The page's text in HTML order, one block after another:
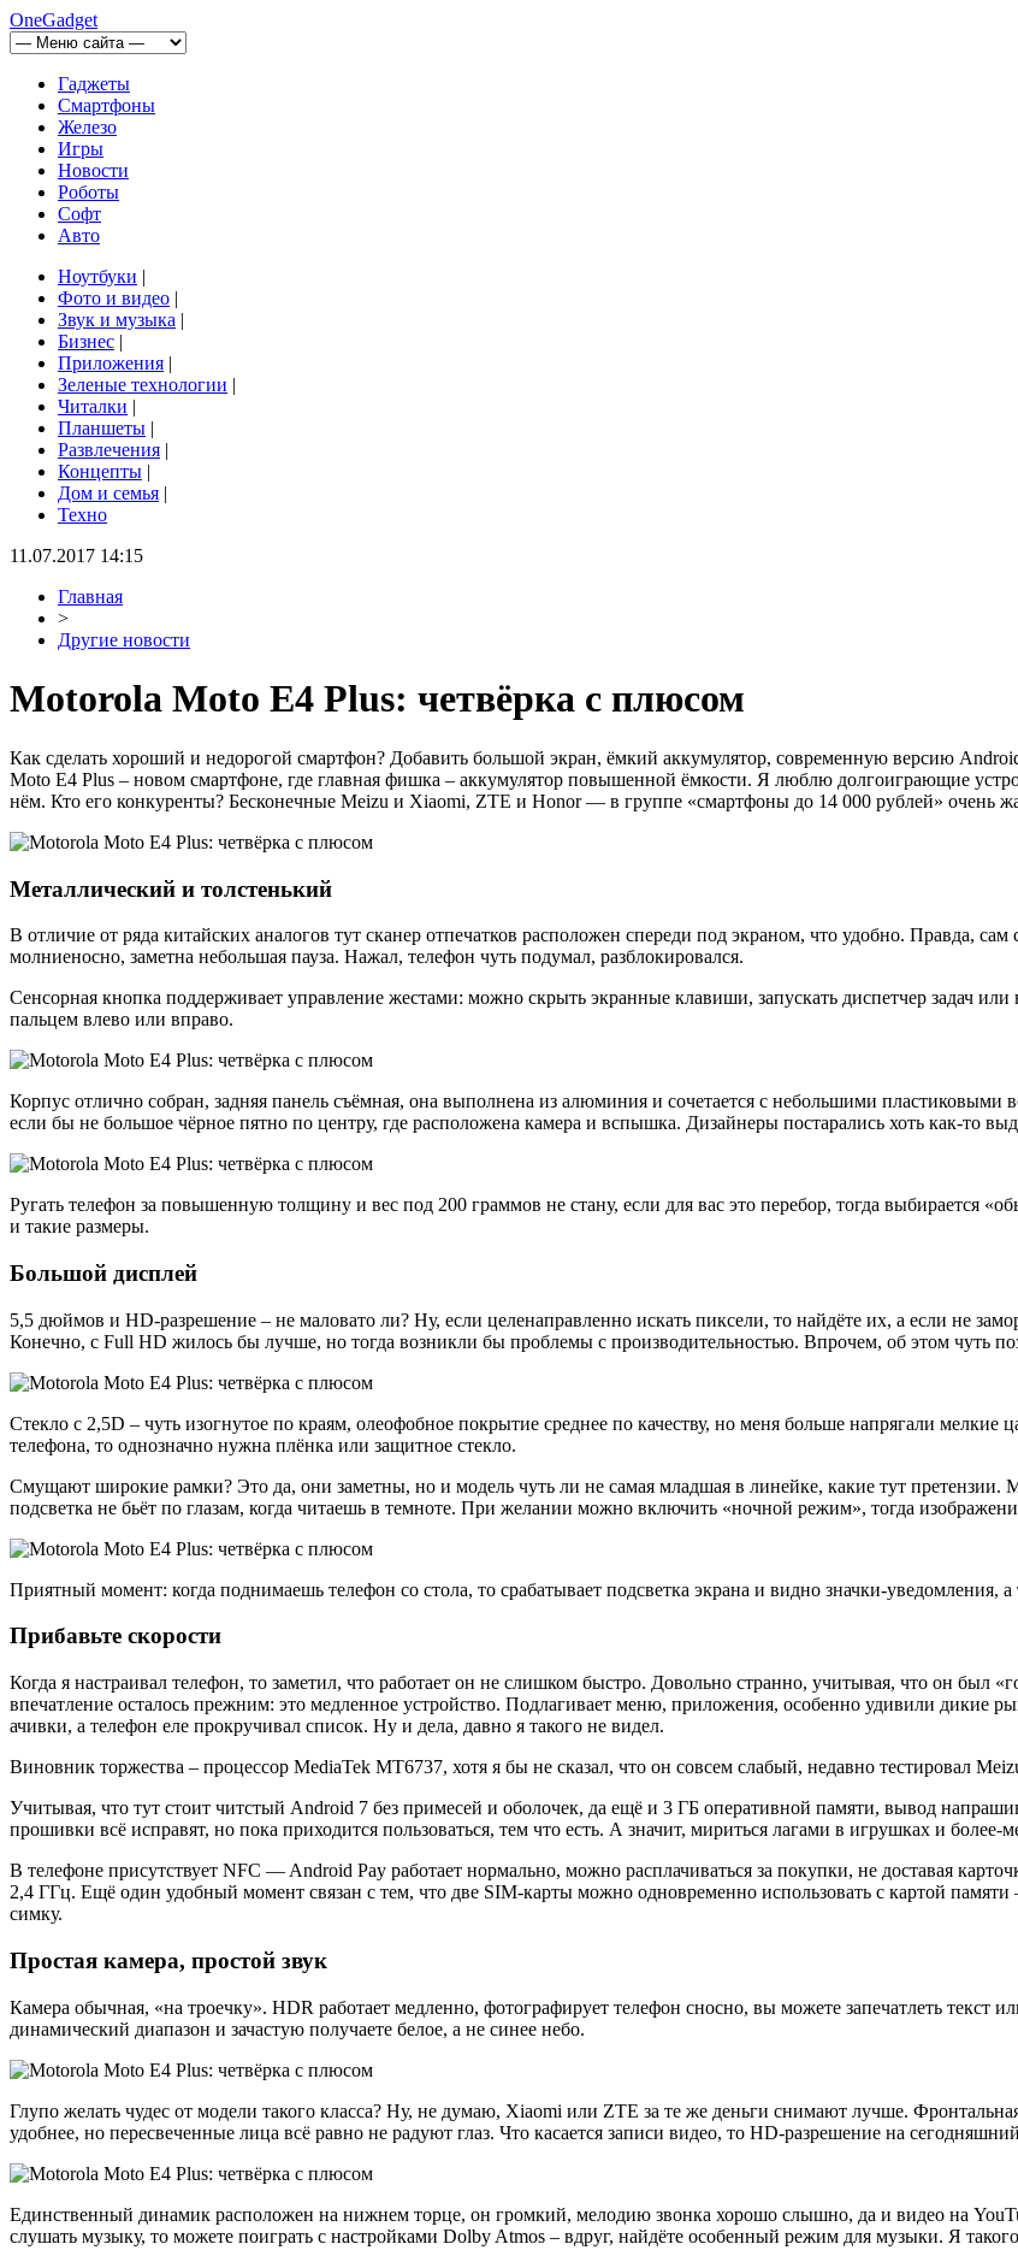
OneGadget
Гаджеты
Смартфоны
Железо
Игры
Новости
Роботы
Софт
Авто
Ноутбуки |
Фото и видео |
Звук и музыка |
Бизнес |
Приложения |
Зеленые технологии |
Читалки |
Планшеты |
Развлечения |
Концепты |
Дом и семья |
Техно
11.07.2017 14:15
Главная
>
Другие новости
Motorola Moto E4 Plus: четвёрка с плюсом
Как сделать хороший и недорогой смартфон? Добавить большой экран, ёмкий аккумулятор, современную версию
Moto E4 Plus – новом смартфоне, где главная фишка – аккумулятор повышенной ёмкости. Я люблю долгоиграющие
нём. Кто его конкуренты? Бесконечные Meizu и Xiaomi, ZTE и Honor — в группе «смартфоны до 14 000 рублей» очень
Металлический и толстенький
В отличие от ряда китайских аналогов тут сканер отпечатков расположен спереди под экраном, что удобно. Правда,
молниеносно, заметна небольшая пауза. Нажал, телефон чуть подумал, разблокировался.
Сенсорная кнопка поддерживает управление жестами: можно скрыть экранные клавиши, запускать диспетчер задач
пальцем влево или вправо.
Корпус отлично собран, задняя панель съёмная, она выполнена из алюминия и сочетается с небольшими пластиковыми
если бы не большое чёрное пятно по центру, где расположена камера и вспышка. Дизайнеры постарались хоть как-то
Ругать телефон за повышенную толщину и вес под 200 граммов не стану, если для вас это перебор, тогда выбирается
и такие размеры.
Большой дисплей
5,5 дюймов и HD-разрешение – не маловато ли? Ну, если целенаправленно искать пиксели, то найдёте их, а если не
Конечно, с Full HD жилось бы лучше, но тогда возникли бы проблемы с производительностью. Впрочем, об этом чуть
Стекло с 2,5D – чуть изогнутое по краям, олеофобное покрытие среднее по качеству, но меня больше напрягали мелкие
телефона, то однозначно нужна плёнка или защитное стекло.
Смущают широкие рамки? Это да, они заметны, но и модель чуть ли не самая младшая в линейке, какие тут претензии.
подсветка не бьёт по глазам, когда читаешь в темноте. При желании можно включить «ночной режим», тогда
Приятный момент: когда поднимаешь телефон со стола, то срабатывает подсветка экрана и видно значки-уведомления,
Прибавьте скорости
Когда я настраивал телефон, то заметил, что работает он не слишком быстро. Довольно странно, учитывая, что он был
впечатление осталось прежним: это медленное устройство. Подлагивает меню, приложения, особенно удивили дикие
ачивки, а телефон еле прокручивал список. Ну и дела, давно я такого не видел.
Виновник торжества – процессор MediaTek MT6737, хотя я бы не сказал, что он совсем слабый, недавно тестировал
Учитывая, что тут стоит читстый Android 7 без примесей и оболочек, да ещё и 3 ГБ оперативной памяти, вывод
прошивки всё исправят, но пока приходится пользоваться, тем что есть. А значит, мириться лагами в игрушках и более-
В телефоне присутствует NFC — Android Pay работает нормально, можно расплачиваться за покупки, не доставая
2,4 ГГц. Ещё один удобный момент связан с тем, что две SIM-карты можно одновременно использовать с картой
симку.
Простая камера, простой звук
Камера обычная, «на троечку». HDR работает медленно, фотографирует телефон сносно, вы можете запечатлеть текст
динамический диапазон и зачастую получаете белое, а не синее небо.
Глупо желать чудес от модели такого класса? Ну, не думаю, Xiaomi или ZTE за те же деньги снимают лучше.
удобнее, но пересвеченные лица всё равно не радуют глаз. Что касается записи видео, то HD-разрешение на
Единственный динамик расположен на нижнем торце, он громкий, мелодию звонка хорошо слышно, да и видео на
слушать музыку, то можете поиграть с настройками Dolby Atmos – вдруг, найдёте особенный режим для музыки. Я